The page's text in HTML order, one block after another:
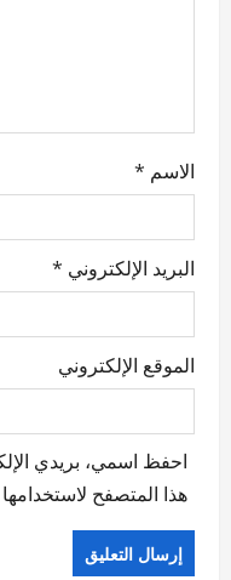
الاسم *
البريد الإلكتروني *
الموقع الإلكتروني
احفظ اسمي، بريدي
هذا المتصفح